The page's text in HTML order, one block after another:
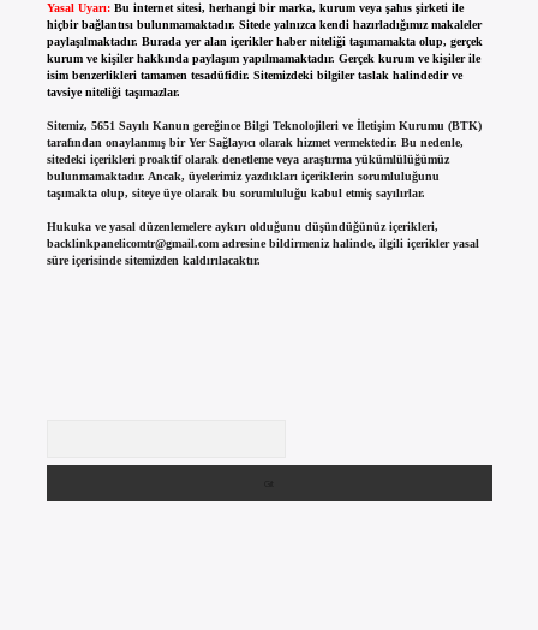
Yasal Uyarı: Bu internet sitesi, herhangi bir marka, kurum veya şahıs şirketi ile
hiçbir bağlantısı bulunmamaktadır. Sitede yalnızca kendi hazırladığımız makaleler
paylaşılmaktadır. Burada yer alan içerikler haber niteliği taşımamakta olup, gerçek
kurum ve kişiler hakkında paylaşım yapılmamaktadır. Gerçek kurum ve kişiler ile
isim benzerlikleri tamamen tesadüfidir. Sitemizdeki bilgiler taslak halindedir ve
tavsiye niteliği taşımazlar.
Sitemiz, 5651 Sayılı Kanun gereğince Bilgi Teknolojileri ve İletişim Kurumu (BTK)
tarafından onaylanmış bir Yer Sağlayıcı olarak hizmet vermektedir. Bu nedenle,
sitedeki içerikleri proaktif olarak denetleme veya araştırma yükümlülüğümüz
bulunmamaktadır. Ancak, üyelerimiz yazdıkları içeriklerin sorumluluğunu
taşımakta olup, siteye üye olarak bu sorumluluğu kabul etmiş sayılırlar.
Hukuka ve yasal düzenlemelere aykırı olduğunu düşündüğünüz içerikleri,
backlinkpanelicomtr@gmail.comadresine bildirmeniz halinde, ilgili içerikler yasal
süre içerisinde sitemizden kaldırılacaktır.